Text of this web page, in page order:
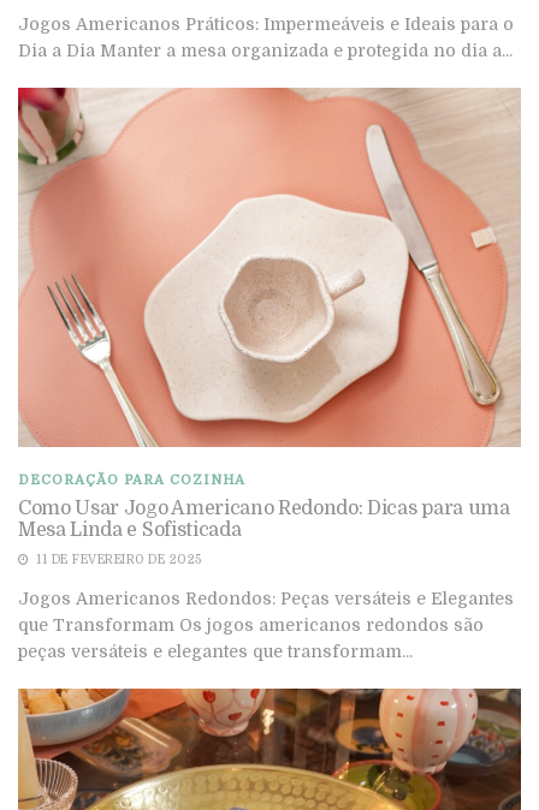
Jogos Americanos Práticos: Impermeáveis e Ideais para o
Dia a Dia Manter a mesa organizada e protegida no dia a...
DECORAÇÃO PARA COZINHA
Como Usar Jogo Americano Redondo: Dicas para uma
Mesa Linda e Sofisticada
11 DE FEVEREIRO DE 2025
Jogos Americanos Redondos: Peças versáteis e Elegantes
que Transformam Os jogos americanos redondos são
peças versáteis e elegantes que transformam...